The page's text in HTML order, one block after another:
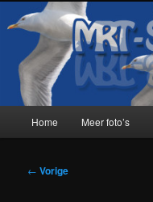
naar
primaire
inhoudMRT-Soft
Home Meer foto’s
Bericht
← Vorige